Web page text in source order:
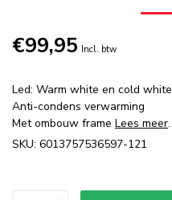
€99,95 Incl. btw
Led: Warm white en cold white
Anti-condens verwarming
Met ombouw frame Lees meer.
SKU: 6013757536597-121